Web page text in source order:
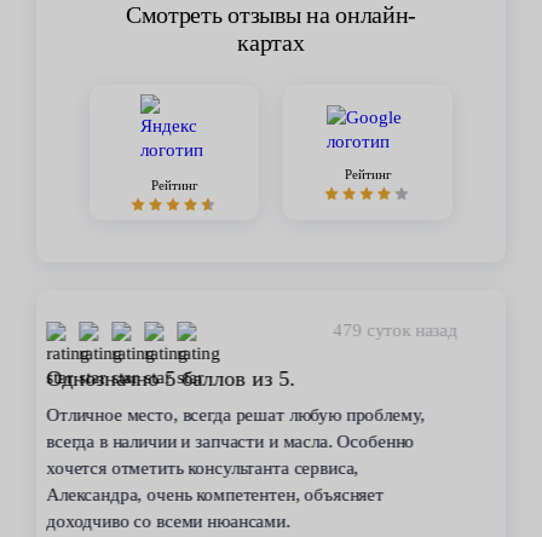
Смотреть отзывы на онлайн-
картах
Рейтинг
Рейтинг
450 суток назад
Стабильное качество
В течение 6 лет пользуюсь услугами данного
сервиса. Высокий профессионализм персонала
всегда помогал решить возникающие с
автомобилем проблемы. Все работы по
техобслуживанию проводились качественно и в